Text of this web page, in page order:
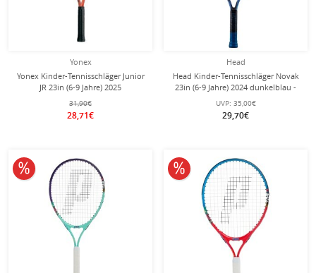
Yonex
Yonex Kinder-Tennisschläger Junior
JR 23in (6-9 Jahre) 2025
korallrot/orange - besaitet -
31,90€
28,71€
Head
Head Kinder-Tennisschläger Novak
23in (6-9 Jahre) 2024 dunkelblau -
besaitet -
UVP: 35,00€
29,70€
10% reduziert 10% reduziert